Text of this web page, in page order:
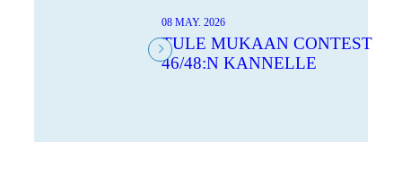
08 MAY. 2026
TULE MUKAAN CONTEST
46/48:N KANNELLE